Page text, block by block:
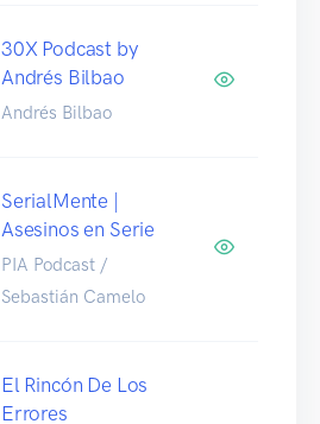
30X Podcast by
Andrés Bilbao
Andrés Bilbao
SerialMente |
Asesinos en Serie
PIA Podcast /
Sebastián Camelo
El Rincón De Los
Errores